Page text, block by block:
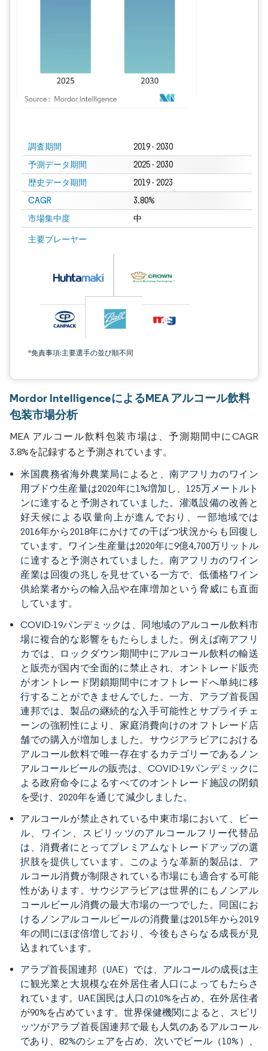
調査期間 2019 - 2030
予測データ期間 2025 - 2030
歴史データ期間 2019 - 2023
CAGR 3.80%
市場集中度 中
主要プレーヤー
*免責事項:主要選手の並び順不同
Mordor IntelligenceによるMEA アルコール飲料
包装市場分析
MEA アルコール飲料包装市場は、予測期間中にCAGR
3.8%を記録すると予測されています。
米国農務省海外農業局によると、南アフリカのワイン
用ブドウ生産量は2020年に1%増加し、125万メートルト
ンに達すると予測されていました。灌漑設備の改善と
好天候による収量向上が進んでおり、一部地域では
2016年から2018年にかけての干ばつ状況からも回復し
ています。ワイン生産量は2020年に9億4,700万リットル
に達すると予測されていました。南アフリカのワイン
産業は回復の兆しを見せている一方で、低価格ワイン
供給業者からの輸入品や在庫増加という脅威にも直面
しています。
COVID-19パンデミックは、同地域のアルコール飲料市
場に複合的な影響をもたらしました。例えば南アフリ
カでは、ロックダウン期間中にアルコール飲料の輸送
と販売が国内で全面的に禁止され、オントレード販売
がオントレード閉鎖期間中にオフトレードへ単純に移
行することができませんでした。一方、アラブ首長国
連邦では、製品の継続的な入手可能性とサプライチェ
ーンの強靭性により、家庭消費向けのオフトレード店
舗での購入が増加しました。サウジアラビアにおける
アルコール飲料で唯一存在するカテゴリーであるノン
アルコールビールの販売は、COVID-19パンデミックに
よる政府命令によるすべてのオントレード施設の閉鎖
を受け、2020年を通じて減少しました。
アルコールが禁止されている中東市場において、ビー
ル、ワイン、スピリッツのアルコールフリー代替品
は、消費者にとってプレミアムなトレードアップの選
択肢を提供しています。このような革新的製品は、ア
ルコール消費が制限されている市場にも適合する可能
性があります。サウジアラビアは世界的にもノンアル
コールビール消費の最大市場の一つでした。同国にお
けるノンアルコールビールの消費量は2015年から2019
年の間にほぼ倍増しており、今後もさらなる成長が見
込まれています。
アラブ首長国連邦（UAE）では、アルコールの成長は主
に観光業と大規模な在外居住者人口によってもたらさ
れています。UAE国民は人口の10%を占め、在外居住者
が90%を占めています。世界保健機関によると、スピリ
ッツがアラブ首長国連邦で最も人気のあるアルコール
であり、82%のシェアを占め、次いでビール（10%）、